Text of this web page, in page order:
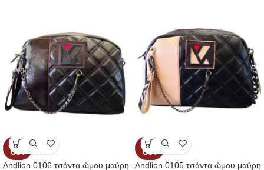
SOLD
OUT
Andlion 0106 τσάντα ώμου μαύρη
SOLD
OUT
Andlion 0105 τσάντα ώμου μαύρη